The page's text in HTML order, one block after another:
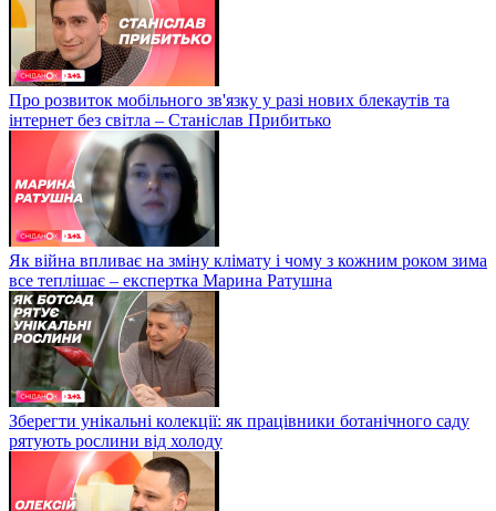
Про розвиток мобільного зв'язку у разі нових блекаутів та
інтернет без світла – Станіслав Прибитько
Як війна впливає на зміну клімату і чому з кожним роком зима
все теплішає – експертка Марина Ратушна
Зберегти унікальні колекції: як працівники ботанічного саду
рятують рослини від холоду